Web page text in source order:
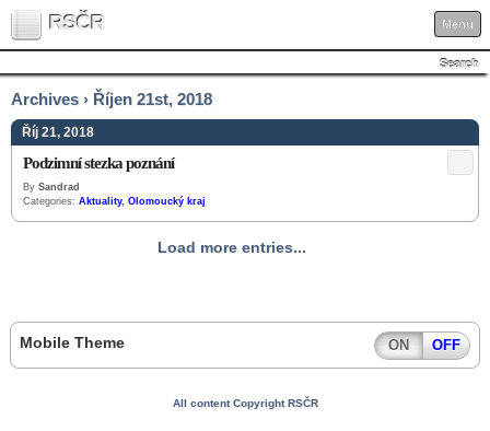
RSČR Menu
Search
Archives › Říjen 21st, 2018
Říj 21, 2018
Podzimní stezka poznání
By Sandrad
Categories: Aktuality, Olomoucký kraj
Load more entries...
Mobile Theme ON OFF
All content Copyright RSČR